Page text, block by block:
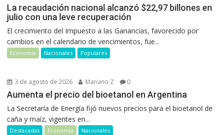
La recaudación nacional alcanzó $22,97 billones en
julio con una leve recuperación
El crecimiento del Impuesto a las Ganancias, favorecido por
cambios en el calendario de vencimientos, fue...
Economía Nacionales Populares
3 de agosto de 2026 Mariano Z 0
Aumenta el precio del bioetanol en Argentina
La Secretaría de Energía fijó nuevos precios para el bioetanol de
caña y maíz, vigentes en...
Destacadas Economía Nacionales